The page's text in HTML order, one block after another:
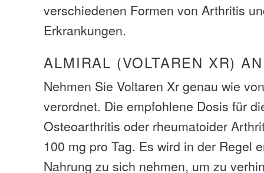
verschiedenen Formen von Arthritis
Erkrankungen.
ALMIRAL (VOLTAREN XR)
Nehmen Sie Voltaren Xr genau wie
verordnet. Die empfohlene Dosis für
Osteoarthritis oder rheumatoider
100 mg pro Tag. Es wird in der Regel
Nahrung zu sich nehmen, um zu